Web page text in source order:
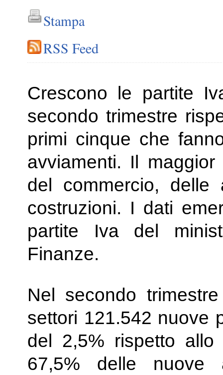
Stampa
RSS Feed
Crescono le partite
secondo trimestre
primi cinque che
avviamenti. Il
del commercio, delle
costruzioni. I dati
partite Iva del
Finanze.
Nel secondo
settori 121.542 nuove
del 2,5% rispetto
67,5% delle nuove